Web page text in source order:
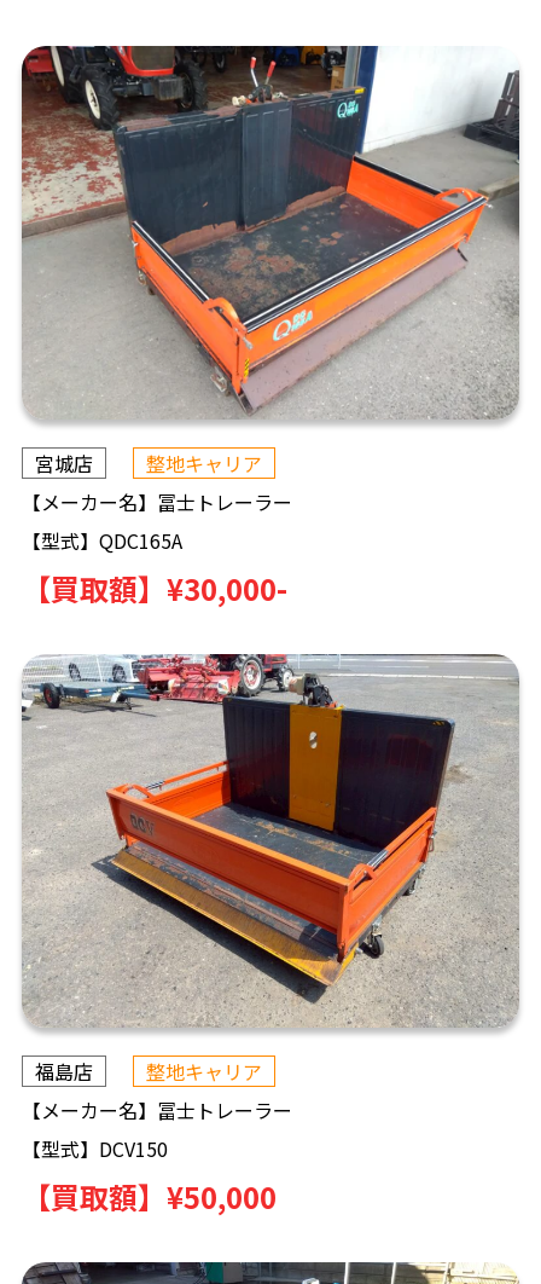
宮城店
整地キャリア
【メーカー名】 冨士トレーラー
【型式】 QDC165A
【買取額】 ¥30,000-
福島店
整地キャリア
【メーカー名】 冨士トレーラー
【型式】 DCV150
【買取額】 ¥50,000